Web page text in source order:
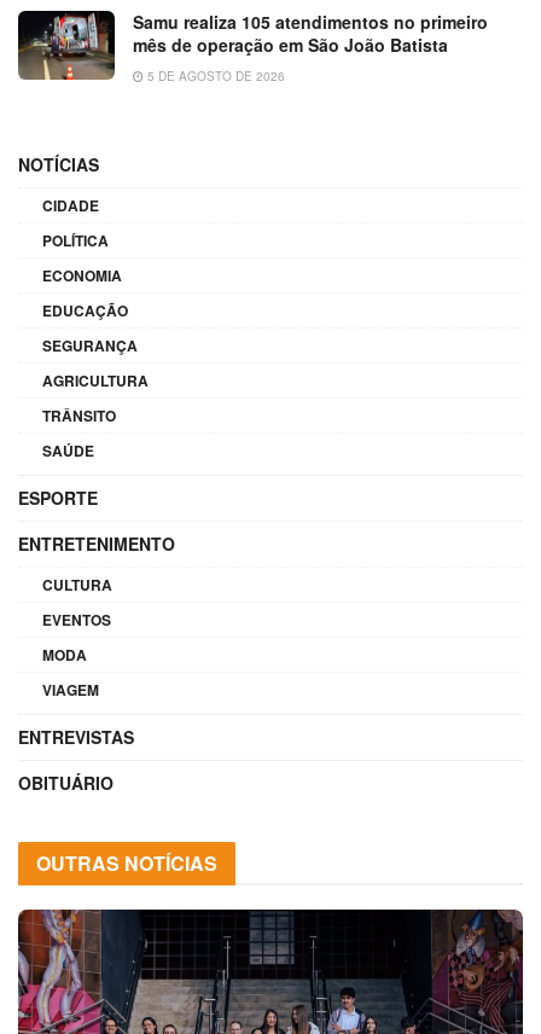
Samu realiza 105 atendimentos no primeiro
mês de operação em São João Batista
5 DE AGOSTO DE 2026
NOTÍCIAS
CIDADE
POLÍTICA
ECONOMIA
EDUCAÇÃO
SEGURANÇA
AGRICULTURA
TRÂNSITO
SAÚDE
ESPORTE
ENTRETENIMENTO
CULTURA
EVENTOS
MODA
VIAGEM
ENTREVISTAS
OBITUÁRIO
OUTRAS NOTÍCIAS